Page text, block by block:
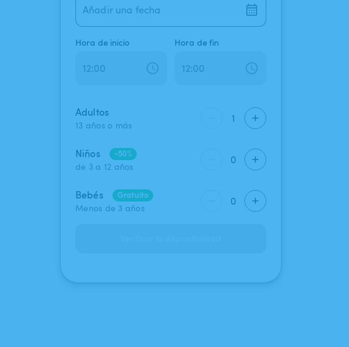
Añadir una fecha
Hora de inicio Hora de fin
Adultos
13 años o más
1
Niños
-50%
de 3 a 12 años
0
Bebés
Gratuito
Menos de 3 años
0